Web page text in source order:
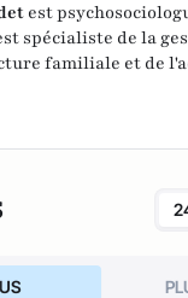
est
spécialiste de la
familiale et de
que des
dans le cadre
aux Editions